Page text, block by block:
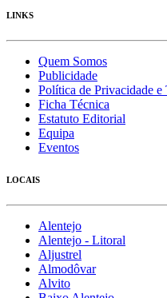
LINKS
Quem Somos
Publicidade
Política de Privacidade
Ficha Técnica
Estatuto Editorial
Equipa
Eventos
LOCAIS
Alentejo
Alentejo - Litoral
Aljustrel
Almodôvar
Alvito